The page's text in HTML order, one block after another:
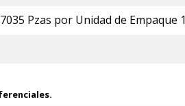
Pzas por Unidad de Empaque 1